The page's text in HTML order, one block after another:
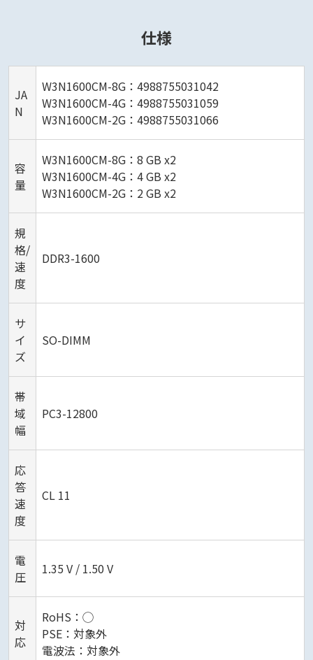
仕様
JA
N
W3N1600CM-8G：4988755031042
W3N1600CM-4G：4988755031059
W3N1600CM-2G：4988755031066
容
量
W3N1600CM-8G：8 GB x2
W3N1600CM-4G：4 GB x2
W3N1600CM-2G：2 GB x2
規
格/
速
度
DDR3-1600
サ
イ
ズ
SO-DIMM
帯
域
幅
PC3-12800
応
答
速
度
CL 11
電
圧
1.35 V / 1.50 V
対
応
RoHS：◯
PSE：対象外
電波法：対象外